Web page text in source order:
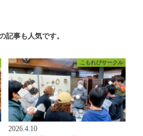
記事も人気です。
こもれびサークル
2026.4.10